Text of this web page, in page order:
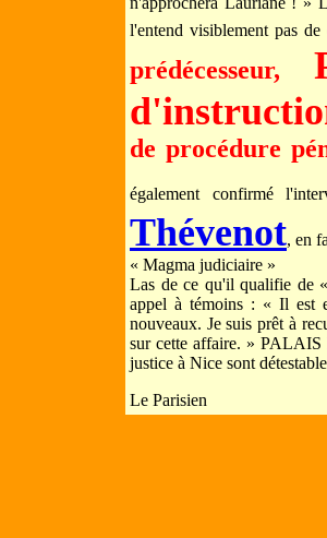
l'entend visiblement pas
prédécesseur,
de procédure
également confirmé
Thévenot, en
« Magma judiciaire »
Las de ce qu'il qualifie de
appel à témoins : « Il est
nouveaux. Je suis prêt à
sur cette affaire. »
justice à Nice sont
Le Parisien